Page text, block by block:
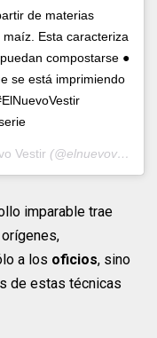
de materias
Esta caracteriza
compostarse ●
se está imprimiendo
Vestir (@elnuevovestir) el
imparable trae
a los oficios, sino
de estas técnicas